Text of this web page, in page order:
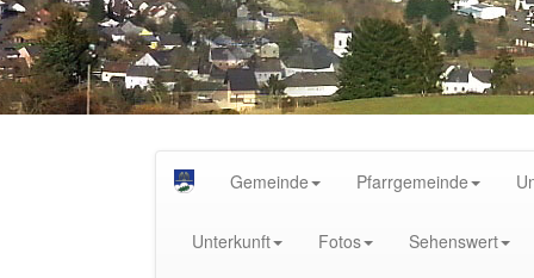
Gemeinde Pfarrgemeinde
Unterkunft Fotos Sehenswert